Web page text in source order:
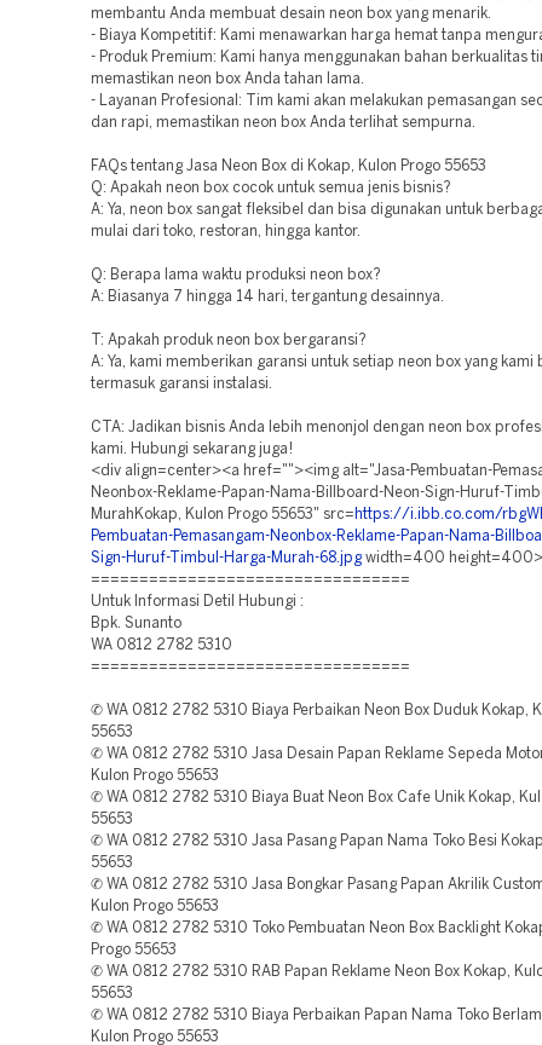
membantu Anda membuat desain neon box yang menarik.
- Biaya Kompetitif: Kami menawarkan harga hemat tanpa
- Produk Premium: Kami hanya menggunakan bahan berkualitas
memastikan neon box Anda tahan lama.
- Layanan Profesional: Tim kami akan melakukan pemasangan
dan rapi, memastikan neon box Anda terlihat sempurna.
FAQs tentang Jasa Neon Box di Kokap, Kulon Progo 55653
Q: Apakah neon box cocok untuk semua jenis bisnis?
A: Ya, neon box sangat fleksibel dan bisa digunakan untuk
mulai dari toko, restoran, hingga kantor.
Q: Berapa lama waktu produksi neon box?
A: Biasanya 7 hingga 14 hari, tergantung desainnya.
T: Apakah produk neon box bergaransi?
A: Ya, kami memberikan garansi untuk setiap neon box yang kami
termasuk garansi instalasi.
CTA: Jadikan bisnis Anda lebih menonjol dengan neon box
kami. Hubungi sekarang juga!
<div align=center><a href=""><img alt="Jasa-Pembuatan-
Neonbox-Reklame-Papan-Nama-Billboard-Neon-Sign-Huruf-
MurahKokap, Kulon Progo 55653" src= https://i.ibb.co.com/
Pembuatan-Pemasangam-Neonbox-Reklame-Papan-Nama-
Sign-Huruf-Timbul-Harga-Murah-68.jpgwidth=400
=================================
Untuk Informasi Detil Hubungi :
Bpk. Sunanto
WA 0812 2782 5310
=================================
✆ WA 0812 2782 5310 Biaya Perbaikan Neon Box Duduk Kokap,
55653
✆ WA 0812 2782 5310 Jasa Desain Papan Reklame Sepeda
Kulon Progo 55653
✆ WA 0812 2782 5310 Biaya Buat Neon Box Cafe Unik Kokap,
55653
✆ WA 0812 2782 5310 Jasa Pasang Papan Nama Toko Besi
55653
✆ WA 0812 2782 5310 Jasa Bongkar Pasang Papan Akrilik
Kulon Progo 55653
✆ WA 0812 2782 5310 Toko Pembuatan Neon Box Backlight
Progo 55653
✆ WA 0812 2782 5310 RAB Papan Reklame Neon Box Kokap,
55653
✆ WA 0812 2782 5310 Biaya Perbaikan Papan Nama Toko
Kulon Progo 55653